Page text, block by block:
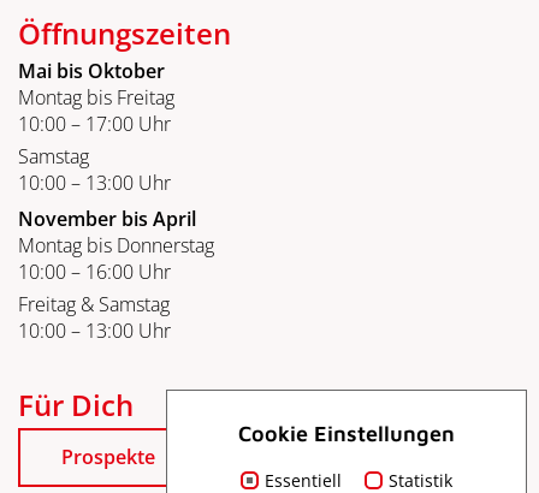
Öffnungszeiten
Mai bis Oktober
Montag bis Freitag
10:00 – 17:00 Uhr
Samstag
10:00 – 13:00 Uhr
November bis April
Montag bis Donnerstag
10:00 – 16:00 Uhr
Freitag & Samstag
10:00 – 13:00 Uhr
Für Dich
Prospekte
Cookie Einstellungen
Essentiell Statistik